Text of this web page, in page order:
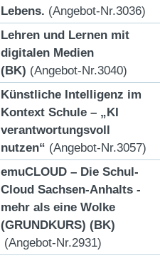
Lebens. (Angebot-Nr.3036)
Lehren und Lernen mit
digitalen Medien
(BK) (Angebot-Nr.3040)
Künstliche Intelligenz im
Kontext Schule – „KI
verantwortungsvoll
nutzen“ (Angebot-Nr.3057)
emuCLOUD – Die Schul-
Cloud Sachsen-Anhalts -
mehr als eine Wolke
(GRUNDKURS) (BK)
(Angebot-Nr.2931)